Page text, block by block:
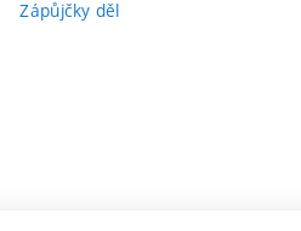
Zápůjčky děl